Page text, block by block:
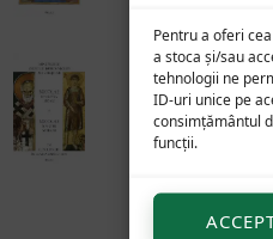
Pentru a oferi
a stoca și/sau
tehnologii ne
ID-uri unice pe
consimțământul
funcții.